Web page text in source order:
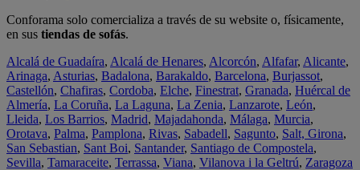
Conforama solo comercializa a través de su website o, físicamente,
en sus tiendas de sofás.
Alcalá de Guadaíra, Alcalá de Henares, Alcorcón, Alfafar, Alicante,
Arinaga, Asturias, Badalona, Barakaldo, Barcelona, Burjassot,
Castellón, Chafiras, Cordoba, Elche, Finestrat, Granada, Huércal de
Almería, La Coruña, La Laguna, La Zenia, Lanzarote, León,
Lleida, Los Barrios, Madrid, Majadahonda, Málaga, Murcia,
Orotava, Palma, Pamplona, Rivas, Sabadell, Sagunto, Salt, Girona,
San Sebastian, Sant Boi, Santander, Santiago de Compostela,
Sevilla, Tamaraceite, Terrassa, Viana, Vilanova i la Geltrú, Zaragoza